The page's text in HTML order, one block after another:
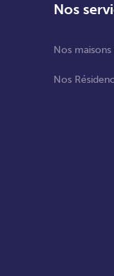
Nos
Nos maisons
Nos